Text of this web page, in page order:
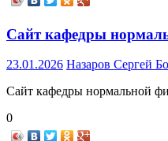
Сайт кафедры
23.01.2026 Назаров Сергей
Сайт кафедры нормальной
0